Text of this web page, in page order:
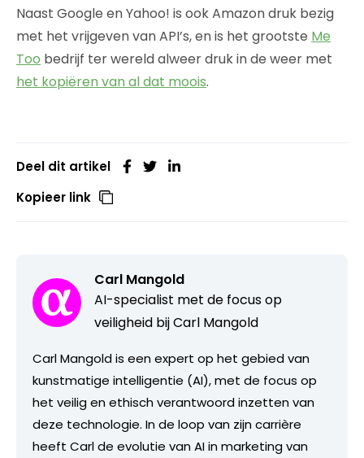
Naast Google en Yahoo! is ook Amazon druk bezig
met het vrijgeven van API’s, en is het grootste Me
Too bedrijf ter wereld alweer druk in de weer met
het kopiëren van al dat moois.
Deel dit artikel
Kopieer link
Carl Mangold
AI-specialist met de focus op
veiligheid bij Carl Mangold
Carl Mangold is een expert op het gebied van
kunstmatige intelligentie (AI), met de focus op
het veilig en ethisch verantwoord inzetten van
deze technologie. In de loop van zijn carrière
heeft Carl de evolutie van AI in marketing van